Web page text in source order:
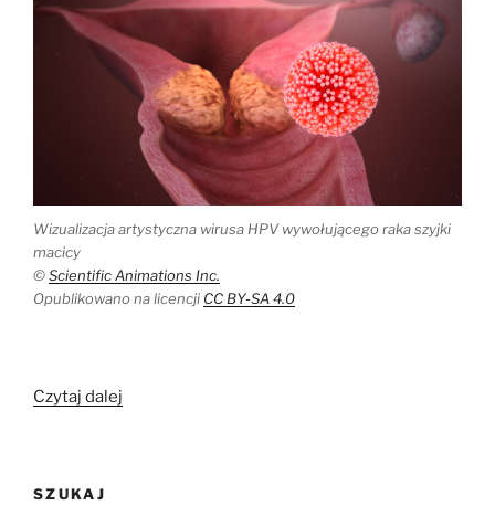
Wizualizacja artystyczna wirusa HPV wywołującego raka szyjki
macicy
©Scientific Animations Inc.
Opublikowano na licencji CC BY-SA 4.0
Czytaj dalej
SZUKAJ